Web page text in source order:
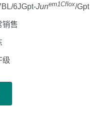
6JGpt-Junem1Cflox/Gpt
销售
级